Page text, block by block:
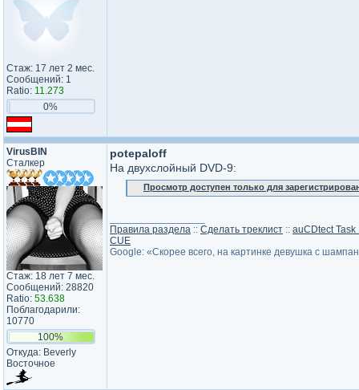
Стаж: 17 лет 2 мес.
Сообщений: 1
Ratio: 11.273
0%
VirusBIN
Сталкер
Стаж: 18 лет 7 мес.
Сообщений: 28820
Ratio: 53.638
Поблагодарили:
10770
100%
Откуда: Beverly
Восточное
potepaloff
На двухслойный DVD-9:
Просмотр доступен только для
Правила раздела :: Сделать треклист :: auCDtect
CUE
Google: «Скорее всего, на картинке девушка с